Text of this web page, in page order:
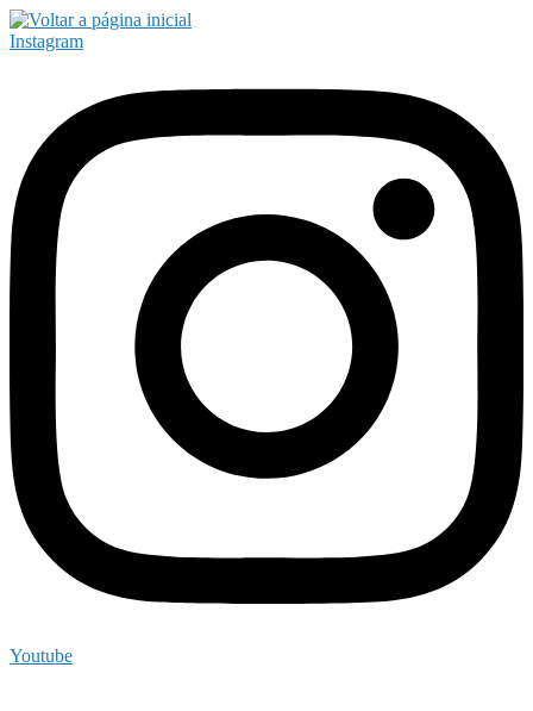
Instagram
Youtube